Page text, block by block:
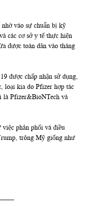
nhờ vào sự chuẩn bị kỹ
các cơ sở y tế thực hiện
được toàn dân vào tháng
được chấp nhận sử dụng,
loại kia do Pfizer hợp tác
là Pfizer&BioNTech và
phân phối và điều
trông Mỹ giống như